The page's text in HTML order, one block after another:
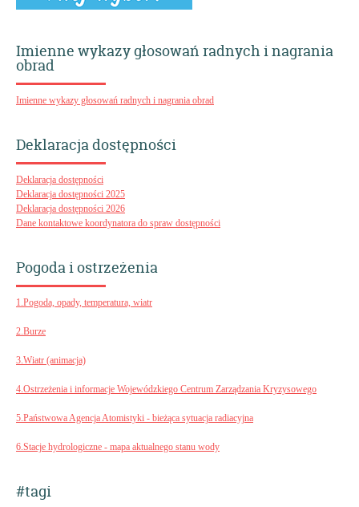
Imienne wykazy głosowań radnych i nagrania
obrad
Imienne wykazy głosowań radnych i nagrania obrad
Deklaracja dostępności
Deklaracja dostępności
Deklaracja dostępności 2025
Deklaracja dostępności 2026
Dane kontaktowe koordynatora do spraw dostępności
Pogoda i ostrzeżenia
1.Pogoda, opady, temperatura, wiatr
2.Burze
3.Wiatr (animacja)
4.Ostrzeżenia i informacje Wojewódzkiego Centrum Zarządzania Kryzysowego
5.Państwowa Agencja Atomistyki - bieżąca sytuacja radiacyjna
6.Stacje hydrologiczne - mapa aktualnego stanu wody
#tagi